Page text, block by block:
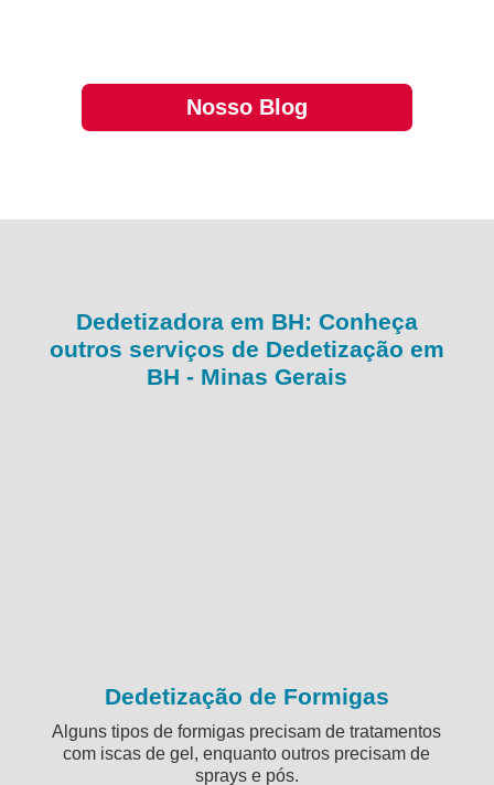
Nosso Blog
Dedetizadora em BH: Conheça
outros serviços de Dedetização em
BH - Minas Gerais
Dedetização de Formigas
Alguns tipos de formigas precisam de tratamentos
com iscas de gel, enquanto outros precisam de
sprays e pós.